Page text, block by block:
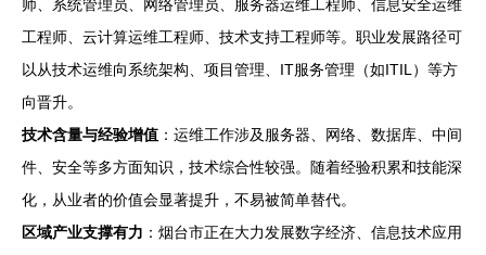
师、系统管理员、网络管理员、服务器运维工程师、信息安全运维
工程师、云计算运维工程师、技术支持工程师等。职业发展路径可
以从技术运维向系统架构、项目管理、IT服务管理（如ITIL）等方
向晋升。
技术含量与经验增值 ：运维工作涉及服务器、网络、数据库、中间
件、安全等多方面知识，技术综合性较强。随着经验积累和技能深
化，从业者的价值会显著提升，不易被简单替代。
区域产业支撑有力 ：烟台市正在大力发展数字经济、信息技术应用